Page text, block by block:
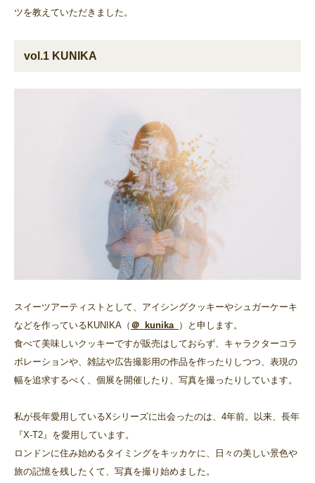
ツを教えていただきました。
vol.1 KUNIKA
スイーツアーティストとして、アイシングクッキーやシュガーケーキ
などを作っているKUNIKA（ ＠_kunika_ ）と申します。
食べて美味しいクッキーですが販売はしておらず、キャラクターコラ
ボレーションや、雑誌や広告撮影用の作品を作ったりしつつ、表現の
幅を追求するべく、個展を開催したり、写真を撮ったりしています。
私が長年愛用しているXシリーズに出会ったのは、4年前。以来、長年
『X-T2』を愛用しています。
ロンドンに住み始めるタイミングをキッカケに、日々の美しい景色や
旅の記憶を残したくて、写真を撮り始めました。